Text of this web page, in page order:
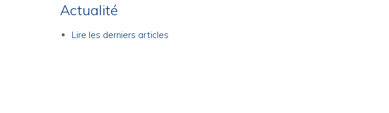
Actualité
Lire les derniers articles